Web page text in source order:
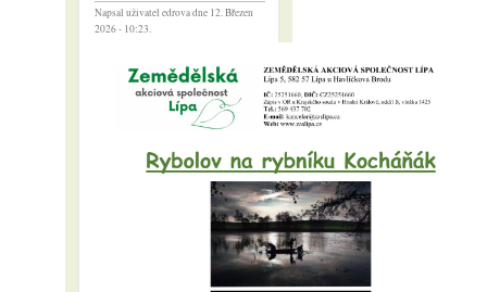
Napsal uživatel edrovadne 12. Březen
2026 - 10:23.